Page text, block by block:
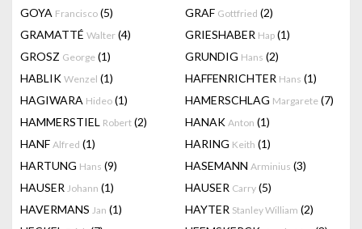
GOYA Francisco (5) GRAF Gottfried (2)
GRAMATTÉ Walter (4) GRIESHABER Hap (1)
GROSZ George (1) GRUNDIG Hans (2)
HABLIK Wenzel (1) HAFFENRICHTER Hans (1)
HAGIWARA Hideo (1) HAMERSCHLAG Margarete (7)
HAMMERSTIEL Robert (2) HANAK Anton (1)
HANF Alfred (1) HARING Keith (1)
HARTUNG Hans (9) HASEMANN Arminius (3)
HAUSER Johann (1) HAUSER Carry (5)
HAVERMANS Jan (1) HAYTER Stanley William (2)